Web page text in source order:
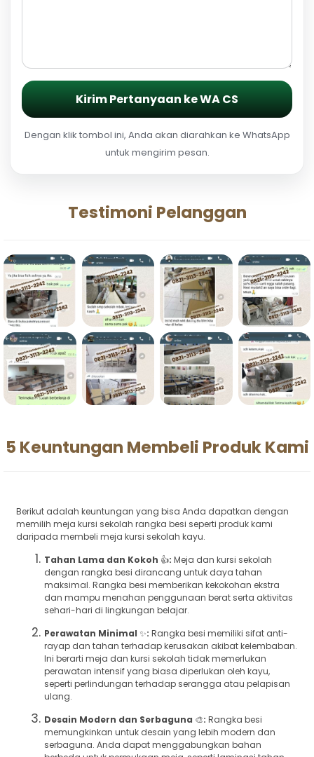
Kirim Pertanyaan ke WA CS
Dengan klik tombol ini, Anda akan diarahkan ke WhatsApp
untuk mengirim pesan.
Testimoni Pelanggan
5 Keuntungan Membeli Produk Kami
Berikut adalah keuntungan yang bisa Anda dapatkan dengan
memilih meja kursi sekolah rangka besi seperti produk kami
daripada membeli meja kursi sekolah kayu.
Tahan Lama dan Kokoh 👍: Meja dan kursi sekolah
dengan rangka besi dirancang untuk daya tahan
maksimal. Rangka besi memberikan kekokohan ekstra
dan mampu menahan penggunaan berat serta aktivitas
sehari-hari di lingkungan belajar.
Perawatan Minimal ✨: Rangka besi memiliki sifat anti-
rayap dan tahan terhadap kerusakan akibat kelembaban.
Ini berarti meja dan kursi sekolah tidak memerlukan
perawatan intensif yang biasa diperlukan oleh kayu,
seperti perlindungan terhadap serangga atau pelapisan
ulang.
Desain Modern dan Serbaguna 🎨: Rangka besi
memungkinkan untuk desain yang lebih modern dan
serbaguna. Anda dapat menggabungkan bahan